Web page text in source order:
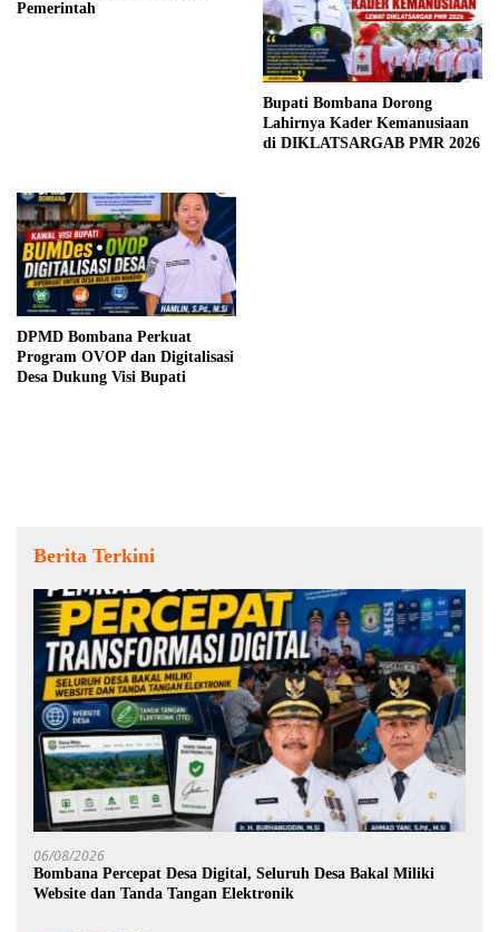
Pemerintah
Bupati Bombana Dorong
Lahirnya Kader Kemanusiaan
di DIKLATSARGAB PMR 2026
DPMD Bombana Perkuat
Program OVOP dan Digitalisasi
Desa Dukung Visi Bupati
Berita Terkini
06/08/2026
Bombana Percepat Desa Digital, Seluruh Desa Bakal Miliki
Website dan Tanda Tangan Elektronik